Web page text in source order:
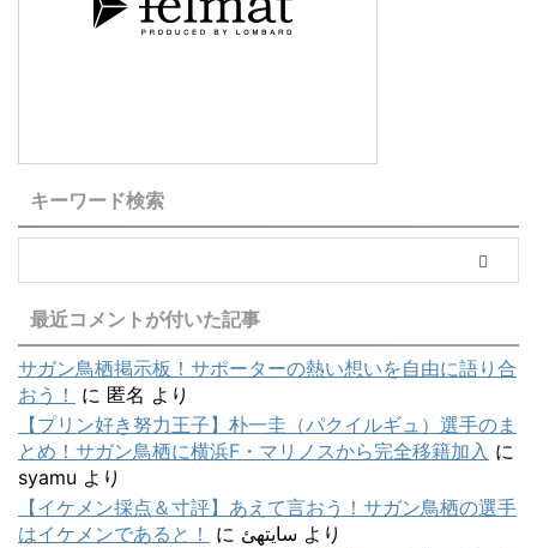
キーワード検索
最近コメントが付いた記事
サガン鳥栖掲示板！サポーターの熱い想いを自由に語り合
おう！
に 匿名 より
【プリン好き努力王子】朴一圭（パクイルギュ）選手のま
とめ！サガン鳥栖に横浜F・マリノスから完全移籍加入 に
syamu より
【イケメン採点＆寸評】あえて言おう！サガン鳥栖の選手
はイケメンであると！
に سایتهئ より